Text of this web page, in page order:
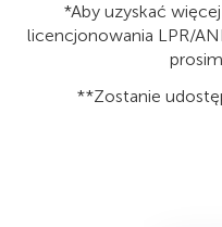
*Aby uzyskać
licencjonowania LPR/
**Zostanie